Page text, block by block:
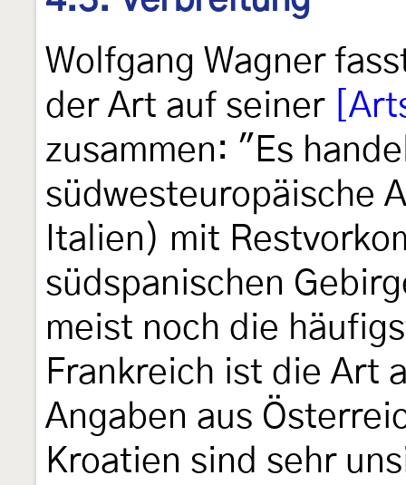
Wolfgang Wagner
der Art auf seiner
zusammen: "Es
südwesteuropäische
Italien) mit
südspanischen
meist noch die
Frankreich ist die Art
Angaben aus
Kroatien sind sehr